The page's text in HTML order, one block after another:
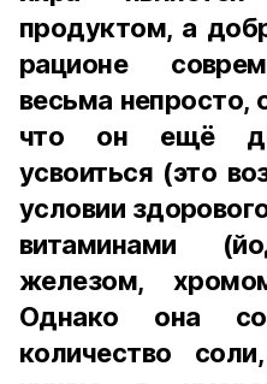
продуктом, а
рационе
весьма непросто,
что он ещё
усвоиться (это
условии
витаминами
железом,
Однако она
количество